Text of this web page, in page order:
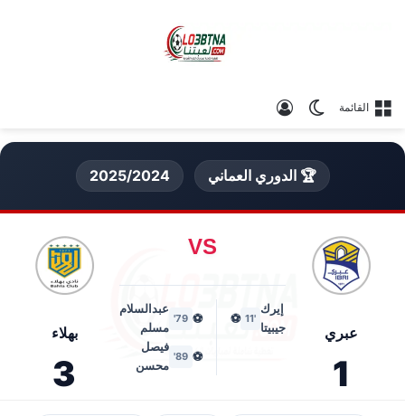
القائمة الوضع المظلم
🏆 الدوري العماني 2025/2024
عبري
1
VS
إيرك
جيبيتا
'11
⚽
⚽
79'
عبدالسلام
مسلم
⚽
89'
فيصل
محسن
بهلاء
3